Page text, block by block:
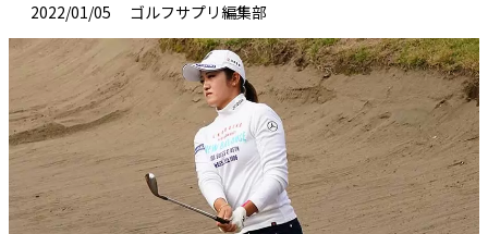
2022/01/05 ゴルフサプリ編集部